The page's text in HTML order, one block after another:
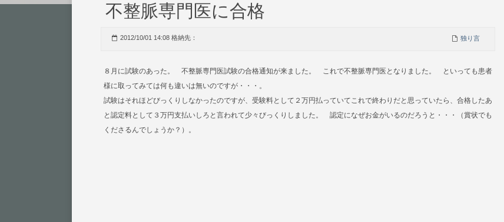
不整脈専門医に合格
2012/10/01 14:08 格納先： 独り言
８月に試験のあった。 不整脈専門医試験の合格通知が来ました。 これで不整脈専門医となりました。 といっても患者
様に取ってみては何も違いは無いのですが・・・。
試験はそれほどびっくりしなかったのですが、受験料として２万円払っていてこれで終わりだと思っていたら、合格したあ
と認定料として３万円支払いしろと言われて少々びっくりしました。 認定になぜお金がいるのだろうと・・・（賞状でも
くださるんでしょうか？）。